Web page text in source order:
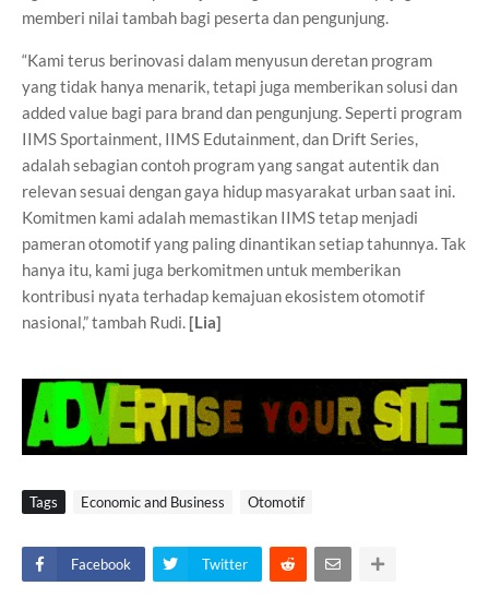
memberi nilai tambah bagi peserta dan pengunjung.
“Kami terus berinovasi dalam menyusun deretan program
yang tidak hanya menarik, tetapi juga memberikan solusi dan
added value bagi para brand dan pengunjung. Seperti program
IIMS Sportainment, IIMS Edutainment, dan Drift Series,
adalah sebagian contoh program yang sangat autentik dan
relevan sesuai dengan gaya hidup masyarakat urban saat ini.
Komitmen kami adalah memastikan IIMS tetap menjadi
pameran otomotif yang paling dinantikan setiap tahunnya. Tak
hanya itu, kami juga berkomitmen untuk memberikan
kontribusi nyata terhadap kemajuan ekosistem otomotif
nasional,” tambah Rudi. [Lia]
Tags Economic and Business Otomotif
Facebook Twitter